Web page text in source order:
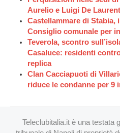
Aurelio e Luigi De
Castellammare di Stabia,
Consiglio comunale per
Teverola, scontro
Casaluce: residenti
replica
Clan Cacciapuoti di
riduce le condanne per 9
Teleclubitalia.it è una testata